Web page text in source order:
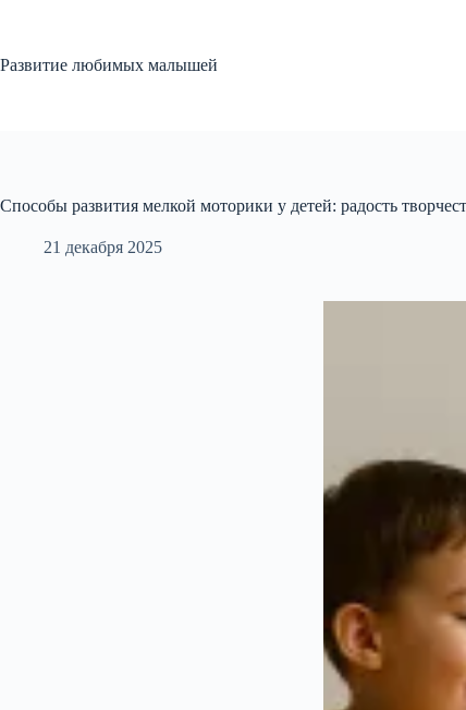
Развитие любимых малышей
Способы развития мелкой моторики у детей: радость
21 декабря 2025